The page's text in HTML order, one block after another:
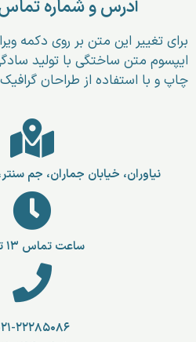
آدرس و شماره
برای تغییر این متن بر روی دکمه
ایپسوم متن ساختگی با تولید
چاپ و با استفاده از طراحان
نیاوران، خیابان جماران، جم سنتر، طبقه ۱۰
ساعت تماس ۱۳ تا ۱۸
۰۲۱-